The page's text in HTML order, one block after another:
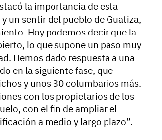
la importancia de esta
un sentir del pueblo de Guatiza,
Hoy podemos decir que la
lo que supone un paso muy
Hemos dado respuesta a una
en la siguiente fase, que
y unos 30 columbarios más.
con los propietarios de los
con el fin de ampliar el
a medio y largo plazo”.